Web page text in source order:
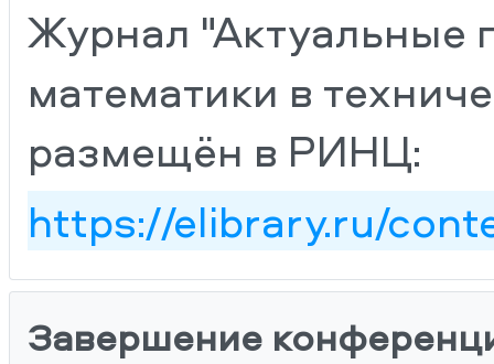
Журнал "Актуальные
математики в
размещён в РИНЦ:
https://elibrary.ru/
Завершение